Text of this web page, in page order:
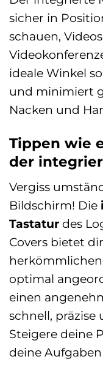
sicher in
schauen,
ideale Winkel
und minimiert
Nacken und
Tippen wie
der
Vergiss
Bildschirm! Die
Tastatur des
Covers bietet
herkömmlichen
optimal
einen
schnell,
Steigere deine
deine